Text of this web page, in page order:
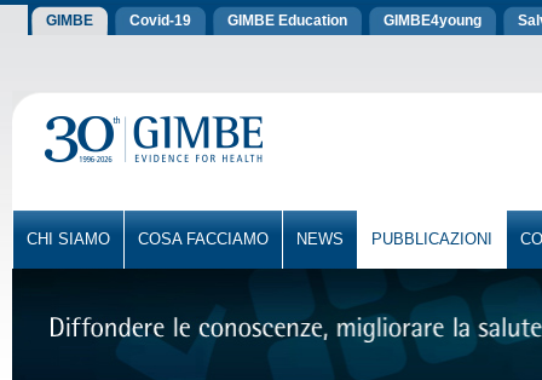
GIMBE Covid-19 GIMBE Education GIMBE4young
CHI SIAMO COSA FACCIAMO NEWS PUBBLICAZIONI